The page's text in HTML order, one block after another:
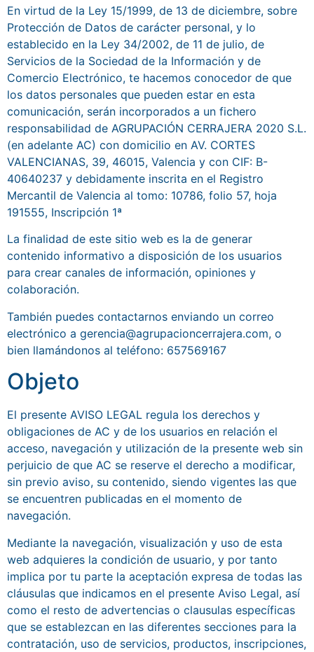
En virtud de la Ley 15/1999, de 13 de diciembre, sobre
Protección de Datos de carácter personal, y lo
establecido en la Ley 34/2002, de 11 de julio, de
Servicios de la Sociedad de la Información y de
Comercio Electrónico, te hacemos conocedor de que
los datos personales que pueden estar en esta
comunicación, serán incorporados a un fichero
responsabilidad de AGRUPACIÓN CERRAJERA 2020 S.L.
(en adelante AC) con domicilio en AV. CORTES
VALENCIANAS, 39, 46015, Valencia y con CIF: B-
40640237 y debidamente inscrita en el Registro
Mercantil de Valencia al tomo: 10786, folio 57, hoja
191555, Inscripción 1ª
La finalidad de este sitio web es la de generar
contenido informativo a disposición de los usuarios
para crear canales de información, opiniones y
colaboración.
También puedes contactarnos enviando un correo
electrónico a gerencia@agrupacioncerrajera.com, o
bien llamándonos al teléfono: 657569167
Objeto
El presente AVISO LEGAL regula los derechos y
obligaciones de AC y de los usuarios en relación el
acceso, navegación y utilización de la presente web sin
perjuicio de que AC se reserve el derecho a modificar,
sin previo aviso, su contenido, siendo vigentes las que
se encuentren publicadas en el momento de
navegación.
Mediante la navegación, visualización y uso de esta
web adquieres la condición de usuario, y por tanto
implica por tu parte la aceptación expresa de todas las
cláusulas que indicamos en el presente Aviso Legal, así
como el resto de advertencias o clausulas específicas
que se establezcan en las diferentes secciones para la
contratación, uso de servicios, productos, inscripciones,